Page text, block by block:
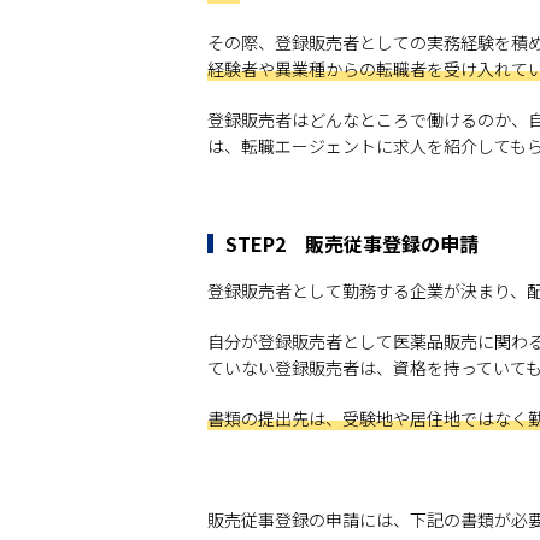
その際、登録販売者としての実務経験を積
経験者や異業種からの転職者を受け入れて
登録販売者はどんなところで働けるのか
は、転職エージェントに求人を紹介しても
STEP2 販売従事登録の申請
登録販売者として勤務する企業が決まり、
自分が登録販売者として医薬品販売に関
ていない登録販売者は、資格を持っていて
書類の提出先は、受験地や居住地ではなく
販売従事登録の申請には、下記の書類が必